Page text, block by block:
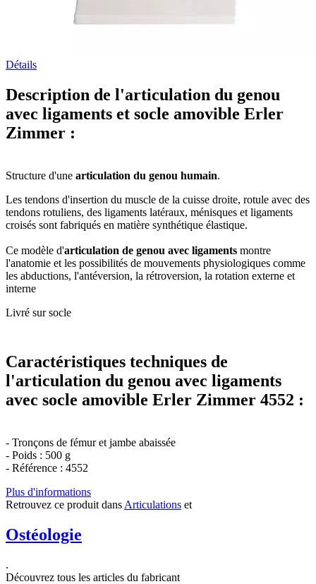
Détails
Description de l'articulation du genou
avec ligaments et socle amovible Erler
Zimmer :
Structure d'une articulation du genou humain.
Les tendons d'insertion du muscle de la cuisse droite, rotule avec des
tendons rotuliens, des ligaments latéraux, ménisques et ligaments
croisés sont fabriqués en matière synthétique élastique.
Ce modèle d'articulation de genou avec ligaments montre
l'anatomie et les possibilités de mouvements physiologiques comme
les abductions, l'antéversion, la rétroversion, la rotation externe et
interne
Livré sur socle
Caractéristiques techniques de
l'articulation du genou avec ligaments
avec socle amovible Erler Zimmer 4552 :
- Tronçons de fémur et jambe abaissée
- Poids : 500 g
- Référence : 4552
Plus d'informations
Retrouvez ce produit dans Articulations et
Ostéologie
.
Découvrez tous les articles du fabricant